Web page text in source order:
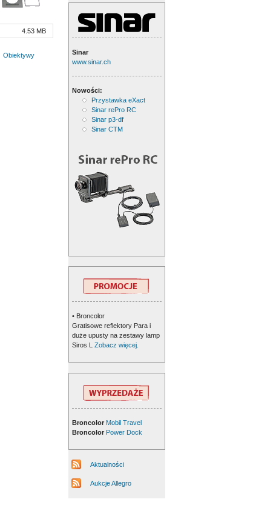
4.53 MB
Obiektywy
Sinar
www.sinar.ch
Nowości:
Przystawka eXact
Sinar rePro RC
Sinar p3-df
Sinar CTM
• Broncolor
Gratisowe reflektory Para i
duże upusty na zestawy lamp
Siros L Zobacz więcej.
Broncolor Mobil Travel
Broncolor Power Dock
Aktualności
Aukcje Allegro